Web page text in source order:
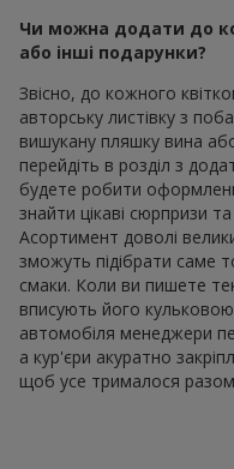
Чи можна додати до
або інші подарунки?
Звісно, до кожного
авторську листівку з
вишукану пляшку вина
перейдіть в розділ з
будете робити
знайти цікаві сюрпризи
Асортимент доволі
зможуть підібрати саме
смаки. Коли ви пишете
вписують його
автомобіля менеджери
а кур'єри акуратно
щоб усе трималося разом